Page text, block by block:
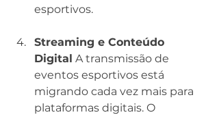
esportivos.
Streaming e Conteúdo
Digital A transmissão de
eventos esportivos está
migrando cada vez mais para
plataformas digitais. O